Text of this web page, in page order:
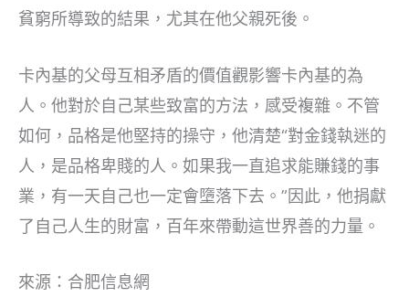
貧窮所導致的結果，尤其在他父親死後。
卡內基的父母互相矛盾的價值觀影響卡內基的為
人。他對於自己某些致富的方法，感受複雜。不管
如何，品格是他堅持的操守，他清楚“對金錢執迷的
人，是品格卑賤的人。如果我一直追求能賺錢的事
業，有一天自己也一定會墮落下去。”因此，他捐獻
了自己人生的財富，百年來帶動這世界善的力量。
來源：合肥信息網